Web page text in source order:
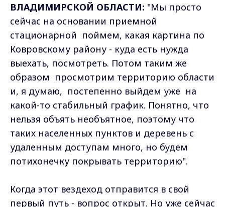
ВЛАДИМИРСКОЙ ОБЛАСТИ: "Мы просто
сейчас на основании приемной
стационарной поймем, какая картина по
Ковровскому району - куда есть нужда
выехать, посмотреть. Потом таким же
образом просмотрим территорию области
и, я думаю, постепенно выйдем уже на
какой-то стабильный график. Понятно, что
нельзя объять необъятное, поэтому что
таких населенных пунктов и деревень с
удаленным доступам много, но будем
потихонечку покрывать территорию".
Когда этот вездеход отправится в свой
первый путь - вопрос открыт. Но уже сейчас